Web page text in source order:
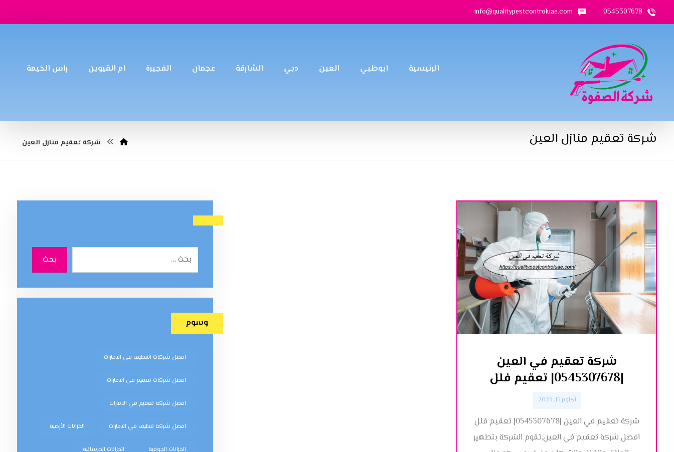
0545307678
info@qualitypestcontroluae.com
الرئيسية ابوظبي العين دبي الشارقة عجمان الفجيرة ام القيوين راس الخيمة
شركة تعقيم منازل العين شركة تعقيم منازل العين
شركة تعقيم في العين
|0545307678| تعقيم فلل
أكتوبر 15, 2023
شركة تعقيم في العين |0545307678| تعقيم فلل
افضل شركة تعقيم في العين,تقوم الشركة بتطهير
بحث
وسوم
افضل شركات التنظيف في الامارات
افضل شركات تعقيم في الامارات
افضل شركة تعقيم في الامارات
افضل شركة تنظيف في الامارات الخزانات الأرضية
الخزانات الجوفية الخزانات الخرسانية